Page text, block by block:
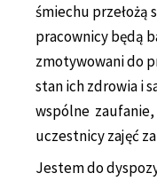
śmiechu przełożą
pracownicy będą
zmotywowani do
stan ich zdrowia i
wspólne
uczestnicy zajęć
Jestem do